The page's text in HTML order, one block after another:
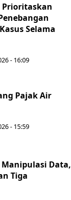
Prioritaskan
Selama
- 16:09
Pajak Air
- 15:59
Manipulasi Data,
Tiga